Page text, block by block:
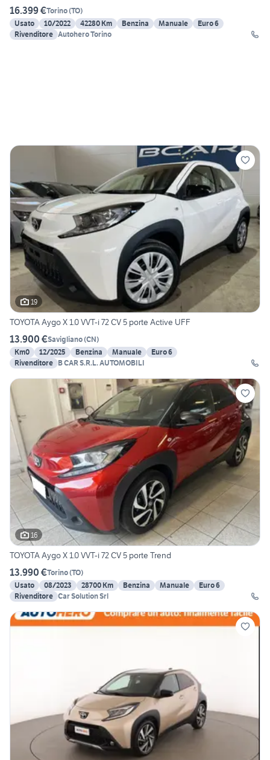
16.399 €Torino(TO)
Usato
10/2022 42280 Km Benzina Manuale
Euro 6
Rivenditore Autohero Torino
19
TOYOTA Aygo X 1.0 VVT-i 72 CV 5 porte Active UFF
13.900 €Savigliano(CN)
Km0
12/2025 Benzina Manuale
Euro 6
Rivenditore B CAR S.R.L. AUTOMOBILI
16
TOYOTA Aygo X 1.0 VVT-i 72 CV 5 porte Trend
13.990 €Torino(TO)
Usato
08/2023 28700 Km Benzina Manuale
Euro 6
Rivenditore Car Solution Srl